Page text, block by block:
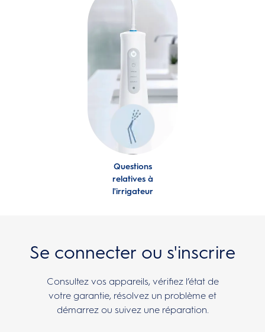
Questions
relatives à
l'irrigateur
Se connecter ou s'inscrire
Consultez vos appareils, vérifiez l’état de
votre garantie, résolvez un problème et
démarrez ou suivez une réparation.